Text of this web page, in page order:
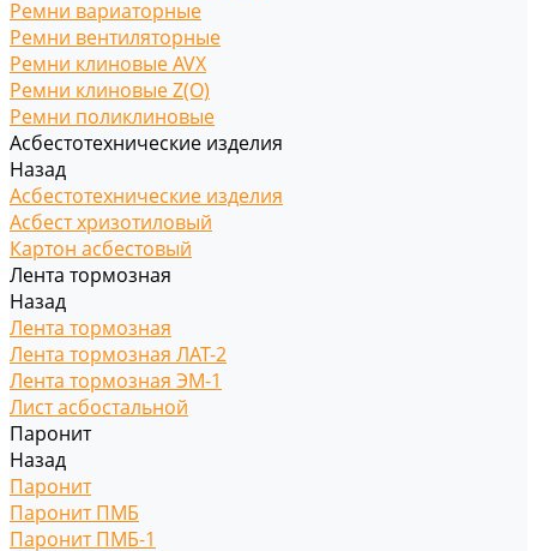
Ремни вариаторные
Ремни вентиляторные
Ремни клиновые AVX
Ремни клиновые Z(O)
Ремни поликлиновые
Асбестотехнические изделия
Назад
Асбестотехнические изделия
Асбест хризотиловый
Картон асбестовый
Лента тормозная
Назад
Лента тормозная
Лента тормозная ЛАТ-2
Лента тормозная ЭМ-1
Лист асбостальной
Паронит
Назад
Паронит
Паронит ПМБ
Паронит ПМБ-1